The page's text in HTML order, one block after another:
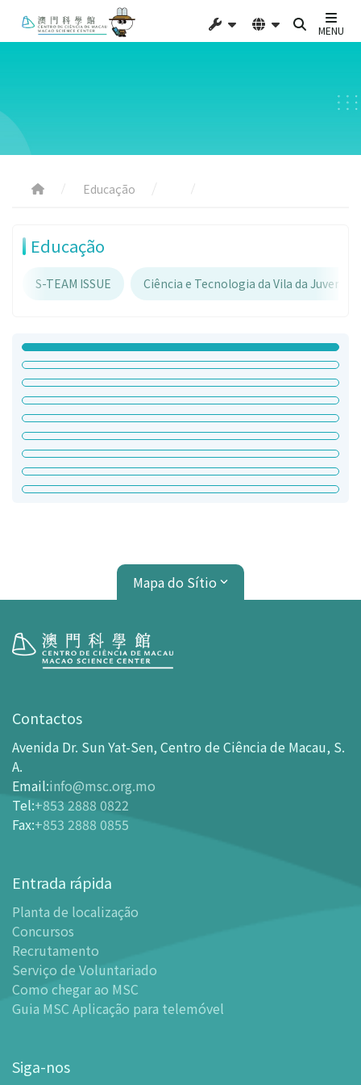
MENU
Educação
Educação
S-TEAM ISSUE Ciência e Tecnologia da Vila da
Mapa do Sítio
Horário de Funcionamento
Como chegar ao MSC
Bilheteira
- Comprar Ingressos On-line
- Ingressos e Tabela de Descontos
- Planta de localização
- Guia MSC Aplicação para telemóvel
Instalações
-
Mundo das Crianças
- Centro de Exibições
- Planetário
leitura
Contactos
Avenida Dr. Sun Yat-Sen, Centro de Ciência de Macau, S.
A.
Email:info@msc.org.mo
Tel:+853 2888 0822
Fax:+853 2888 0855
Entrada rápida
Planta de localização
Concursos
Recrutamento
Serviço de Voluntariado
Como chegar ao MSC
Guia MSC Aplicação para telemóvel
Siga-nos